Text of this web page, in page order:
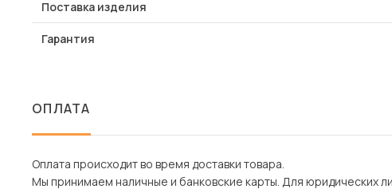
Поставка изделия
Гарантия
ОПЛАТА
Оплата происходит во время доставки товара.
Мы принимаем наличные и банковские карты. Для юридических